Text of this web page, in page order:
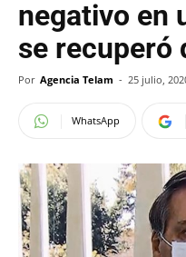
negativo en
se recuperó
Por Agencia Telam - 25 julio,
WhatsApp